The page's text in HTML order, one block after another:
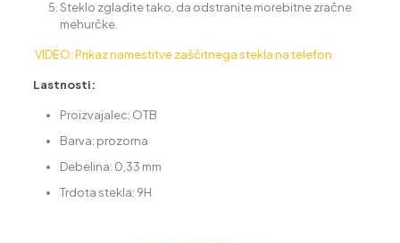
Steklo zgladite tako, da odstranite morebitne zračne
mehurčke.
VIDEO: Prikaz namestitve zaščitnega stekla na telefon
Lastnosti:
Proizvajalec: OTB
Barva: prozorna
Debelina: 0,33 mm
Trdota stekla: 9H